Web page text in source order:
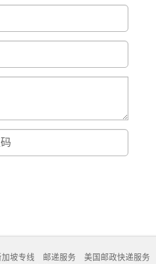
坡专线 邮递服务 美国邮政快递服务